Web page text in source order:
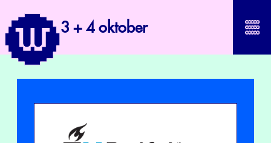
3 + 4 oktober